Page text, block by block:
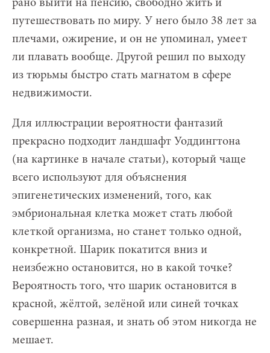
рано выйти на пенсию, свободно жить и
путешествовать по миру. У него было 38 лет за
плечами, ожирение, и он не упоминал, умеет
ли плавать вообще. Другой решил по выходу
из тюрьмы быстро стать магнатом в сфере
недвижимости.
Для иллюстрации вероятности фантазий
прекрасно подходит ландшафт Уоддингтона
(на картинке в начале статьи), который чаще
всего используют для объяснения
эпигенетических изменений, того, как
эмбриональная клетка может стать любой
клеткой организма, но станет только одной,
конкретной. Шарик покатится вниз и
неизбежно остановится, но в какой точке?
Вероятность того, что шарик остановится в
красной, жёлтой, зелёной или синей точках
совершенна разная, и знать об этом никогда не
мешает.